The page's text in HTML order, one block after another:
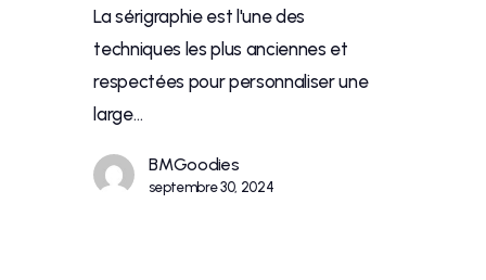
La sérigraphie est l'une des
techniques les plus anciennes et
respectées pour personnaliser une
large…
BMGoodies
septembre 30, 2024